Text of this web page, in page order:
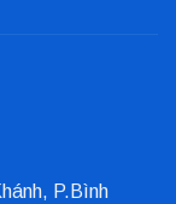
Khánh, P.Bình